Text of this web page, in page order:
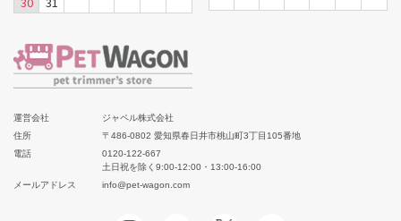
運営会社
ジャペル株式会社
住所
〒486-0802 愛知県春日井市桃山町3丁目105番地
電話
0120-122-667
土日祝を除く9:00-12:00・13:00-16:00
メールアドレス
info@pet-wagon.com